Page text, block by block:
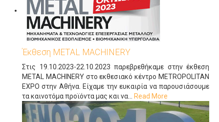
Έκθεση METAL MACHINERY
Στις 19.10.2023-22.10.2023 παρεβρεθήκαμε στην έκθεση
METAL MACHINERY στο εκθεσιακό κέντρο METROPOLITAN
EXPO στην Αθήνα. Είχαμε την ευκαιρία να παρουσιάσουμε
τα καινοτόμα προϊόντα μας και να
Read More